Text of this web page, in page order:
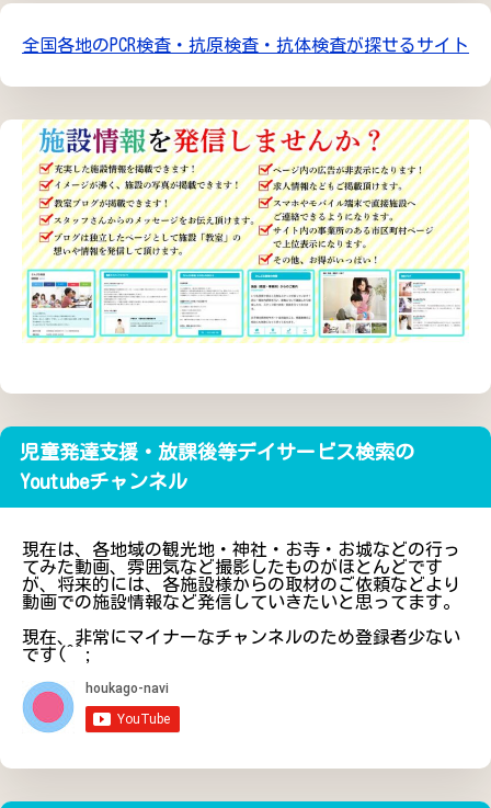
全国各地のPCR検査・抗原検査・抗体検査が探せるサイト
児童発達支援・放課後等デイサービス検索の
Youtubeチャンネル
現在は、各地域の観光地・神社・お寺・お城などの行っ
てみた動画、雰囲気など撮影したものがほとんどです
が、将来的には、各施設様からの取材のご依頼などより
動画での施設情報など発信していきたいと思ってます。
現在、非常にマイナーなチャンネルのため登録者少ない
です(^^;